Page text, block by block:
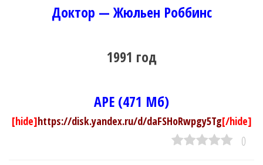
Доктор — Жюльен Роббинс
1991 год
APE (471 Мб)
[hide]https://disk.yandex.ru/d/daFSHoRwpgy5Tg[/hide]
0